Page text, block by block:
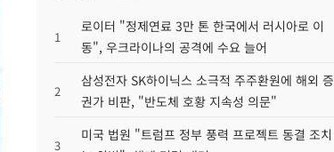
1
로이터 "정제연료 3만 톤 한국에서 러시아로 이
동", 우크라이나의 공격에 수요 늘어
2
삼성전자 SK하이닉스 소극적 주주환원에 해외 증
권가 비판, "반도체 호황 지속성 의문"
3
미국 법원 "트럼프 정부 풍력 프로젝트 동결 조치